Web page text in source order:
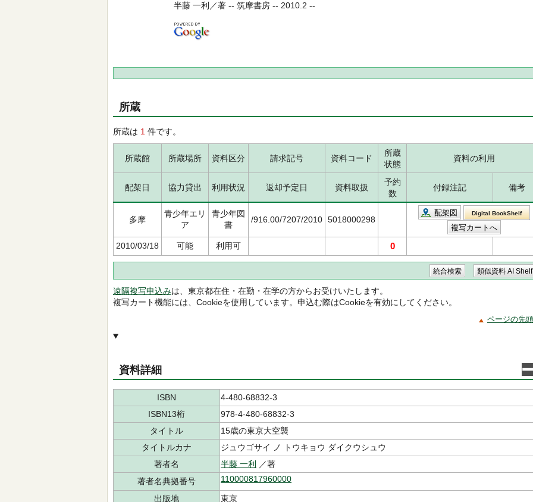
半藤 一利／著 -- 筑摩書房 -- 2010.2 --
所蔵
所蔵は 1 件です。
所蔵館 所蔵場所 資料区分 請求記号 資料コード
所蔵
状態
資料の利用
配架日 協力貸出 利用状況 返却予定日 資料取扱
予約
数
付録注記 備考
多摩
青少年エリ
ア
青少年図
書
/916.00/7207/2010 5018000298
配架図 Digital BookShelf
2010/03/18 可能 利用可 0
遠隔複写申込みは、東京都在住・在勤・在学の方からお受けいたします。
複写カート機能には、Cookieを使用しています。申込む際はCookieを有効にしてください。
ページの先
資料詳細
ISBN
4-480-68832-3
ISBN13桁
978-4-480-68832-3
タイトル
15歳の東京大空襲
タイトルカナ
ジュウゴサイ ノ トウキョウ ダイクウシュウ
著者名
半藤 一利
／著
著者名典拠番号
110000817960000
出版地
東京